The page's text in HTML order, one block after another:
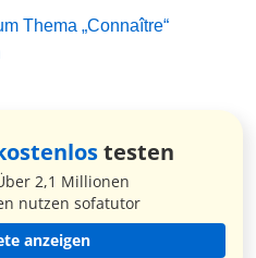
Thema „Connaître“
testen
2,1 Millionen
nutzen sofatutor
anzeigen